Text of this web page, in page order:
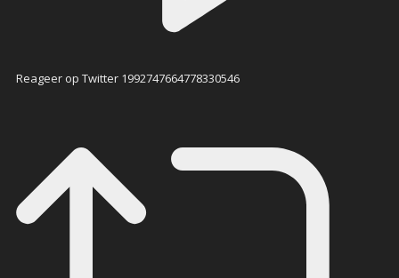
Reageer op Twitter 1992747664778330546